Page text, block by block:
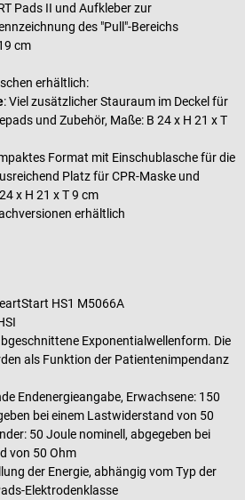
Pads II und Aufkleber zur
des "Pull"-Bereichs
cm
erhältlich:
: Viel zusätzlicher Stauraum im Deckel für
und Zubehör, Maße: B 24 x H 21 x T
Format mit Einschublasche für die
Platz für CPR-Maske und
x H 21 x T 9 cm
erhältlich
HS1 M5066A
Exponentialwellenform. Die
als Funktion der Patientenimpendanz
Endenergieangabe, Erwachsene: 150
bei einem Lastwiderstand von 50
50 Joule nominell, abgegeben bei
von 50 Ohm
der Energie, abhängig vom Typ der
Elektrodenklasse